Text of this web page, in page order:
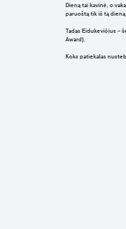
Dieną tai kavinė, o
paruoštą tik iš tą
Tadas Eidukevičius –
Award).
Koks patiekalas